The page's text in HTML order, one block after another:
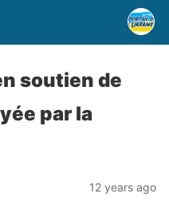
soutien de
par la
12 years ago